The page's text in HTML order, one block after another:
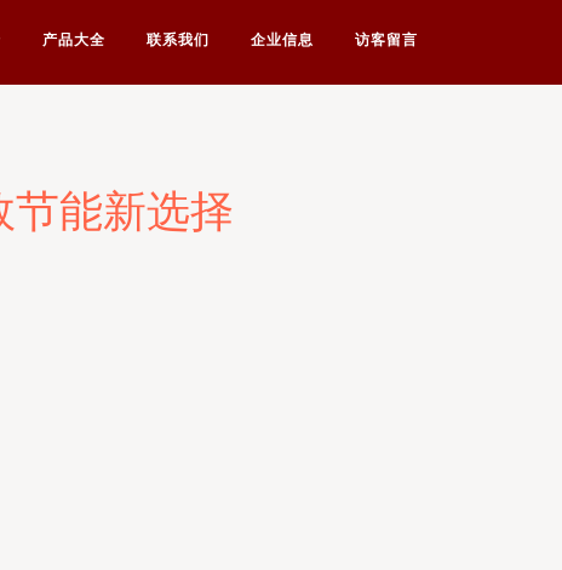
产品大全 联系我们 企业信息 访客留言
能新选择